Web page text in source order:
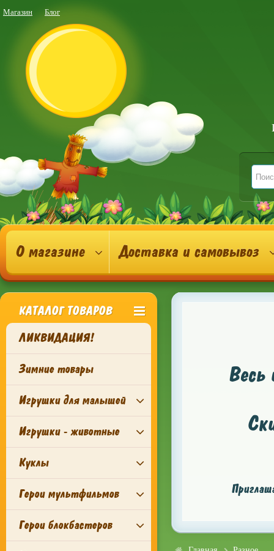
Магазин Блог
О магазине Доставка и самовывоз
КАТАЛОГ ТОВАРОВ
ЛИКВИДАЦИЯ!
Зимние товары
Игрушки для малышей
Игрушки - животные
Куклы
Герои мультфильмов
Герои блокбастеров
Весь